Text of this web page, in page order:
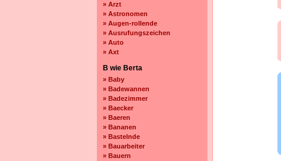
» Arzt
» Astronomen
» Augen-rollende
» Ausrufungszeichen
» Auto
» Axt
B wie Berta
» Baby
» Badewannen
» Badezimmer
» Baecker
» Baeren
» Bananen
» Bastelnde
» Bauarbeiter
» Bauern